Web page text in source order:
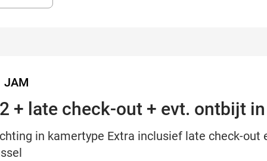
JAM
+ late check-out + evt. ontbijt
in kamertype Extra inclusief late check-